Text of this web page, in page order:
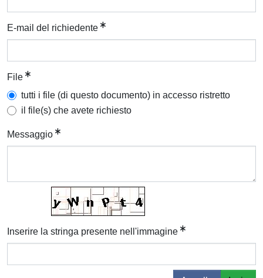
E-mail del richiedente
File
tutti i file (di questo documento) in accesso ristretto
il file(s) che avete richiesto
Messaggio
Inserire la stringa presente nell'immagine